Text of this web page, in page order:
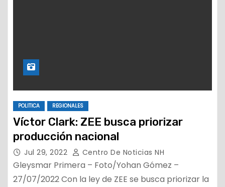
POLITICA REGIONALES
Víctor Clark: ZEE busca priorizar
producción nacional
Jul 29, 2022 Centro De Noticias NH
Gleysmar Primera – Foto/Yohan Gómez –
27/07/2022 Con la ley de ZEE se busca priorizar la